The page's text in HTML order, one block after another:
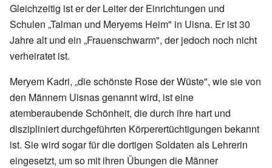
Gleichzeitig ist er der Leiter der Einrichtungen und
Schulen „Talman und Meryems Heim" in Uisna. Er ist 30
Jahre alt und ein „Frauenschwarm", der jedoch noch nicht
verheiratet ist.
Meryem Kadri, „die schönste Rose der Wüste", wie sie von
den Männern Uisnas genannt wird, ist eine
atemberaubende Schönheit, die durch ihre hart und
diszipliniert durchgeführten Körperertüchtigungen bekannt
ist. Sie wird sogar für die dortigen Soldaten als Lehrerin
eingesetzt, um so mit ihren Übungen die Männer